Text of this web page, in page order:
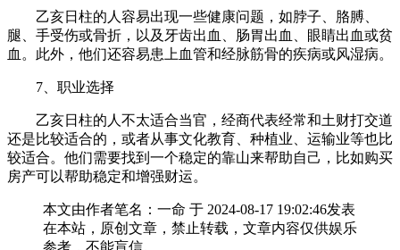
乙亥日柱的人容易出现一些健康问题，如脖子、胳膊、
腿、手受伤或骨折，以及牙齿出血、肠胃出血、眼睛出血或贫
血。此外，他们还容易患上血管和经脉筋骨的疾病或风湿病。
7、职业选择
乙亥日柱的人不太适合当官，经商代表经常和土财打交道
还是比较适合的，或者从事文化教育、种植业、运输业等也比
较适合。他们需要找到一个稳定的靠山来帮助自己，比如购买
房产可以帮助稳定和增强财运。
本文由作者笔名：一命 于 2024-08-17 19:02:46发表
在本站，原创文章，禁止转载，文章内容仅供娱乐
参考，不能盲信。